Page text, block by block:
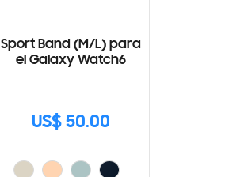
Sport Band (M/L) para
el Galaxy Watch6
US$ 50.00